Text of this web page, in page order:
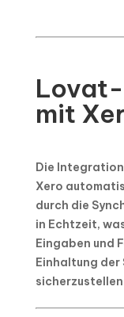
mit
Die
Xero
durch die
in Echtzeit,
Eingaben und
Einhaltung